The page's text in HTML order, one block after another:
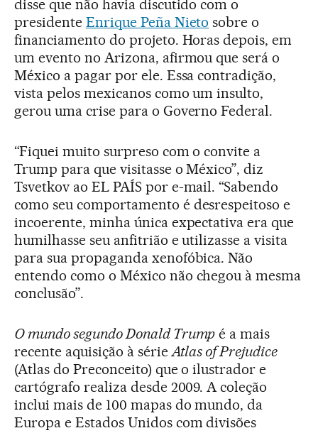
disse que não havia discutido com o
presidente Enrique Peña Nieto sobre o
financiamento do projeto. Horas depois, em
um evento no Arizona, afirmou que será o
México a pagar por ele. Essa contradição,
vista pelos mexicanos como um insulto,
gerou uma crise para o Governo Federal.
“Fiquei muito surpreso com o convite a
Trump para que visitasse o México”, diz
Tsvetkov ao EL PAÍS por e-mail. “Sabendo
como seu comportamento é desrespeitoso e
incoerente, minha única expectativa era que
humilhasse seu anfitrião e utilizasse a visita
para sua propaganda xenofóbica. Não
entendo como o México não chegou à mesma
conclusão”.
O mundo segundo Donald Trump é a mais
recente aquisição à série Atlas of Prejudice
(Atlas do Preconceito) que o ilustrador e
cartógrafo realiza desde 2009. A coleção
inclui mais de 100 mapas do mundo, da
Europa e Estados Unidos com divisões